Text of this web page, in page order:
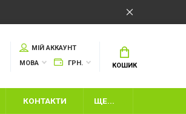
МІЙ АККАУНТ
МОВА
ГРН. КОШИК
КОНТАКТИ ЩЕ...